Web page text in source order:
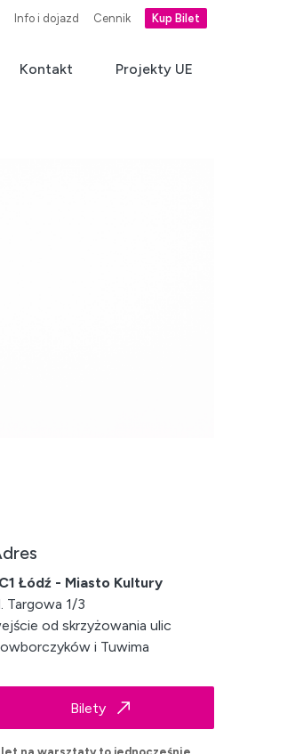
Info i dojazd Cennik Kup Bilet
Kontakt Projekty UE
Łódź - Miasto Kultury
Targowa 1/3
od skrzyżowania ulic
i Tuwima
Bilety